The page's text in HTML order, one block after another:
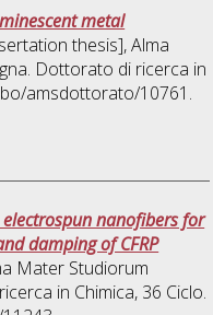
metal
thesis], Alma
Dottorato di ricerca in
amsdottorato/10761.
nanofibers for
damping of CFRP
Mater Studiorum
in Chimica, 36 Ciclo.